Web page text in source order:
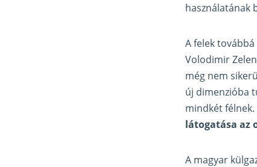
használatának
A felek
Volodimir
még nem
új dimenzióba
mindkét félnek.
látogatása az
A magyar